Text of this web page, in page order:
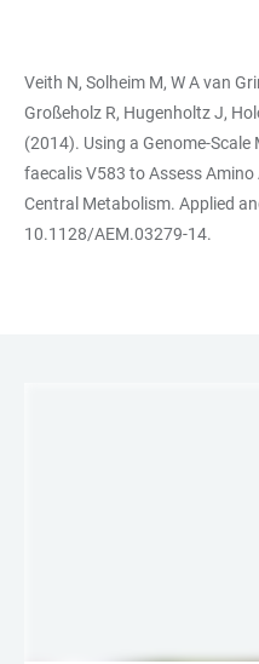
Veith N, Solheim M, W A van
Großeholz R, Hugenholtz J,
(2014). Using a Genome-
faecalis V583 to Assess
Central Metabolism. Applied
10.1128/AEM.03279-14.